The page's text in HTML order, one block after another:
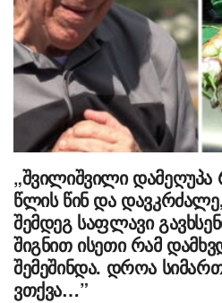
„შვილიშვილი დამეღუპა
წლის წინ და
შემდეგ საფლავი
შიგნით ისეთი რამ
შემეშინდა. დროა
ვთქვა…”